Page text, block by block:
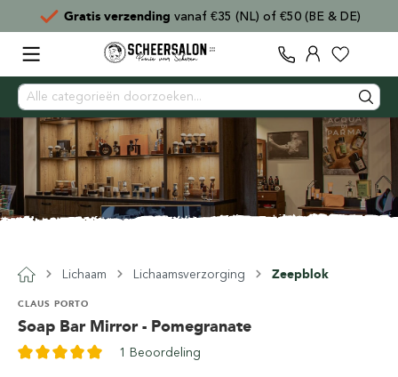
Gratis verzending vanaf €35 (NL) of €50 (BE & DE)
Lichaam Lichaamsverzorging Zeepblok
Soap Bar Mirror - Pomegranate
CLAUS PORTO
1 Beoordeling